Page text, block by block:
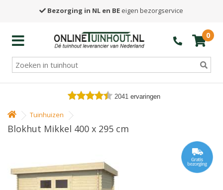
Bezorging in NL en BE eigen bezorgservice
0
2041 ervaringen
Tuinhuizen
Blokhut Mikkel 400 x 295 cm